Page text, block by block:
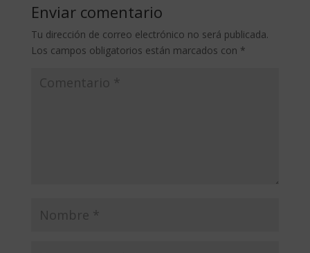
Enviar comentario
Tu dirección de correo electrónico no será publicada.
Los campos obligatorios están marcados con *